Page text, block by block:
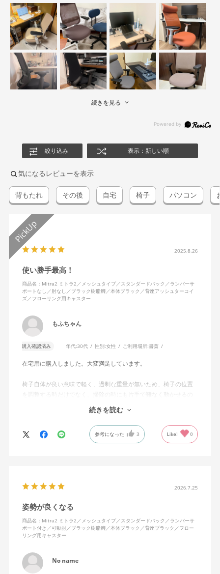
続きを見る
絞り込み 表示：新しい順
気になるレビューを表示
背もたれ その後 自宅 椅子 パソコン
2025.8.26
使い勝手最高！
商品名：Mitra2 ミトラ2／メッシュタイプ／スタンダードバック／ランバーサ
ポートなし／肘なし／ブラック樹脂脚／本体ブラック／背座アッシュターコイ
ズ／フローリング用キャスター
もふちゃん
購入確認済み 年代:30代 性別:女性 ご利用場所:書斎
在宅用に購入しました。大変満足しています。
椅子自体が良い意味で軽く、過剰な重量が無いため、椅子の位置
を調整する時だけでなく、掃除の時にも片手で難なく動かせるの
で、ストレスを感じません。
背中はメッシュ素材でハリがあり、沈み込みすぎないところが気
に入っています。色も画像通りのアッシュブルーで、部屋の差し
色になっています。
キャスターはフローリング用を選びました。とにかく動きが滑ら
思います。良い商品に巡り会えてとても嬉しいです。
続きを読む
参考になった 3 Like! 0
2026.7.25
姿勢が良くなる
商品名：Mitra2 ミトラ2／メッシュタイプ／スタンダードバック／ランバーサ
ポート付き／可動肘／ブラック樹脂脚／本体ブラック／背座ブラック／フロー
リング用キャスター
No name